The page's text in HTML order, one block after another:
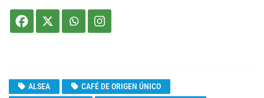
ALSEA
CAFÉ DE ORIGEN ÚNICO